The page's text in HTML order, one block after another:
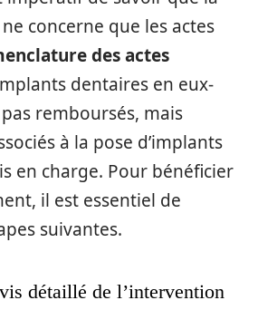
concerne que les actes
des actes
dentaires en eux-
remboursés, mais
à la pose d’implants
en charge. Pour bénéficier
il est essentiel de
suivantes.
détaillé de l’intervention